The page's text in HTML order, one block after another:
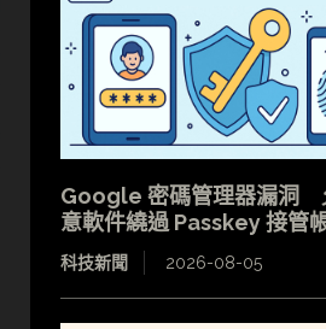
Google 密碼管理器漏洞
意軟件繞過 Passkey 接管
科技新聞 2026-08-05